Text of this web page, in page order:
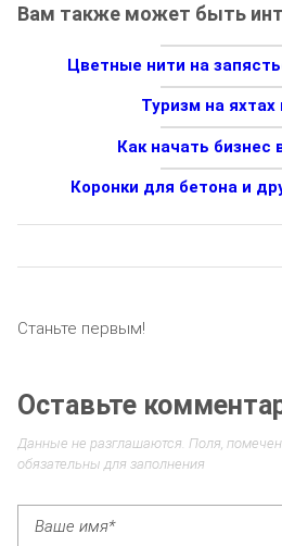
Вам также может быть
Цветные нити на
Туризм на яхтах
Как начать бизнес
Коронки для бетона и
Станьте первым!
Оставьте
Данные не разглашаются. Поля,
обязательны для заполнения